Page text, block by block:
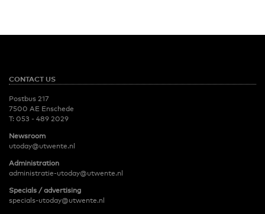
CONTACT US
Postbus 217
7500 AE Enschede
T: 053 - 489 2029
Newsroom
utoday@utwente.nl
Administration
administratie-utoday@utwente.nl
Specials / advertising
specials-utoday@utwente.nl